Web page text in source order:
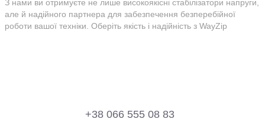
З нами ви отримуєте не лише високоякісні стабілізатори напруги,
але й надійного партнера для забезпечення безперебійної
роботи вашої техніки. Оберіть якість і надійність з WayZip
+38 066 555 08 83